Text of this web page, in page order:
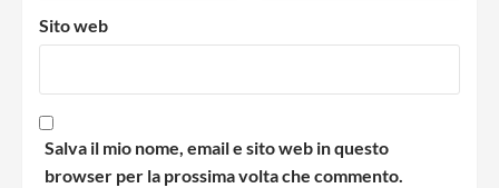
Sito web
Salva il mio nome, email e sito web in questo
browser per la prossima volta che commento.